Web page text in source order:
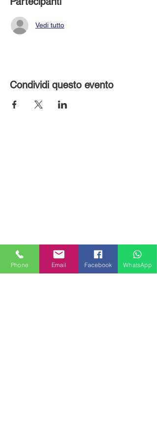
Vedi tutto
Condividi questo evento
MILANHOUSES
Phone Email Facebook WhatsApp